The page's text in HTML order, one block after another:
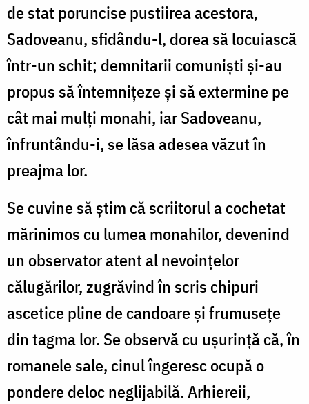
de stat poruncise pustiirea acestora,
Sadoveanu, sfidându-l, dorea să locuiască
într-un schit; demnitarii comuniști și-au
propus să întemnițeze și să extermine pe
cât mai mulți monahi, iar Sadoveanu,
înfruntându-i, se lăsa adesea văzut în
preajma lor.
Se cuvine să știm că scriitorul a cochetat
mărinimos cu lumea monahilor, devenind
un observator atent al nevoințelor
călugărilor, zugrăvind în scris chipuri
ascetice pline de candoare şi frumusețe
din tagma lor. Se observă cu ușurință că, în
romanele sale, cinul îngeresc ocupă o
pondere deloc neglijabilă. Arhiereii,